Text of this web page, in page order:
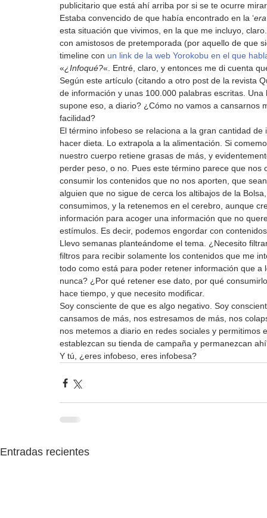
publicitario que está ahí arriba por si se te ocurre
Estaba convencido de que había encontrado en la ‘
esta situación que vivimos, en la que me incluyo,
con amistosos de pretemporada (por aquello de que
timeline con un link de la web Yorokobu en el que
«¿Infoqué?«. Entré, claro, y entonces me di cuenta
Según este artículo (citando a otro post de la revista
de información y unas 100.000 palabras escritas.
supone eso, a diario? ¿Cómo no vamos a cansarnos
facilidad?
El término infobeso se relaciona a la gran cantidad
hacer dieta. Lo extrapola a la alimentación. Si
nuestro cuerpo retiene grasas de más, y
perder peso, o no. Pues este término parece que
consumir los contenidos que no nos aporten, que
alguien que no sigue de cerca los altibajos de la
consumimos, y la retenemos en el cerebro, aunque
información para acoger una información que no
estímulos. Es decir, podemos engordar con
Llevo semanas planteándome el tema. ¿Necesito
filtros para recibir solamente los contenidos que me
todo como está para poder retener información que
nunca? ¿Por qué retener ese dato, por qué
hace tiempo, y que necesito modificar.
Soy consciente de que es algo negativo. Soy
cansamos de más, nos estresamos de más, nos
nos metemos a diario en redes sociales y permitimos
establezcan su tienda de campaña y permanezcan
Y tú, ¿eres infobeso, eres infobesa?
Entradas recientes